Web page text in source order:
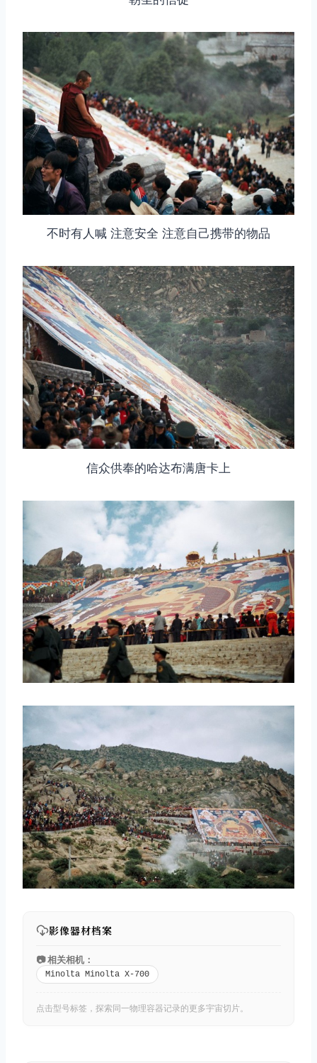
不时有人喊 注意安全 注意自己携带的物品
信众供奉的哈达布满唐卡上
影像器材档案
📷 相关相机：
Minolta Minolta X-700
点击型号标签，探索同一物理容器记录的更多宇宙切片。